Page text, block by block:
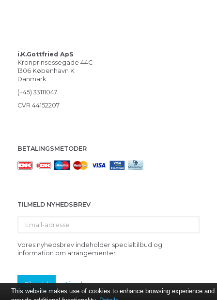
i.K.Gottfried ApS
Kronprinsessegade 44C
1306 København K
Danmark
(+45) 33111047
CVR 44152207
BETALINGSMETODER
TILMELD NYHEDSBREV
adresse
Vores nyhedsbrev indeholder specialtilbud og
information om arrangementer.
Tilmeld Afmeld
This website makes use of cookies to enhance browsing experience and